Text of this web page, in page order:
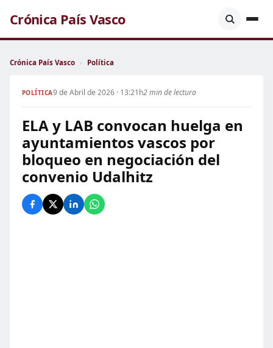
Crónica País Vasco
Crónica País Vasco › Política
POLÍTICA9 de Abril de 2026 · 13:21h2 min de lectura
ELA y LAB convocan huelga en
ayuntamientos vascos por
bloqueo en negociación del
convenio Udalhitz